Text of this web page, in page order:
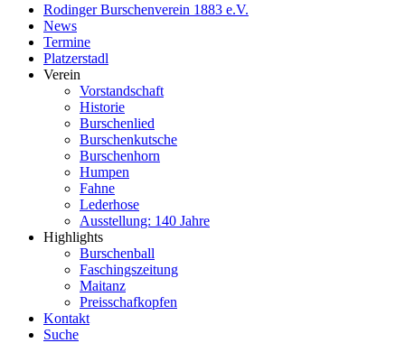
Rodinger Burschenverein 1883 e.V.
News
Termine
Platzerstadl
Verein
Vorstandschaft
Historie
Burschenlied
Burschenkutsche
Burschenhorn
Humpen
Fahne
Lederhose
Ausstellung: 140 Jahre
Highlights
Burschenball
Faschingszeitung
Maitanz
Preisschafkopfen
Kontakt
Suche